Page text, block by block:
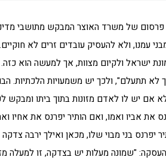
פרסום של משרד האוצר המבקש מתושבי
עמנו, ולא להעסיק עובדים זרים לא
ישראל ולקיום מצוות, אך למעשה הוא
לא תתעלם", ולכך יש משמעויות הלכתיות.
אם יש לו לאדם מזונות בתוך ביתו ומבקש
את אביו ואמו, ואם הותיר יפרנס את אחיו
יפרנס בני מבוי שלו, מכאן ואילך ירבה
"שמונה מעלות יש בצדקה, זו למעלה